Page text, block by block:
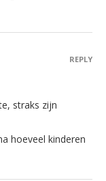
straks zijn
hoeveel kinderen
REPLY